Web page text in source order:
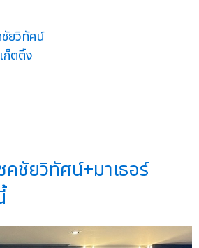
ชัยวิทัศน์
ก็ตติ้ง
คชัยวิทัศน์+มาเธอร์